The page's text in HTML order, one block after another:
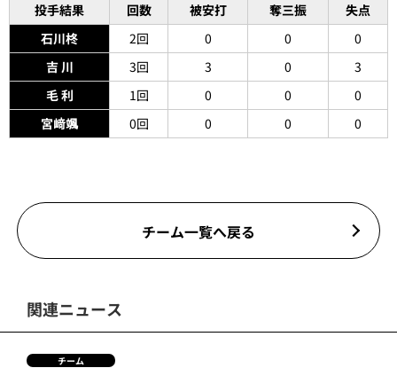
投手結果 回数 被安打 奪三振
失点
石川柊
2回 0 0
0
吉 川
3回 3 0
3
毛 利
1回 0 0
0
宮﨑颯
0回 0 0 0
チーム一覧へ戻る
関連ニュース
チーム